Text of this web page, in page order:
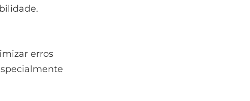
erros